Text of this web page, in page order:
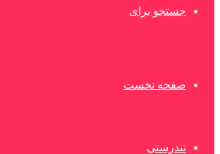
جستجو برای
صفحه نخست
تندرستی